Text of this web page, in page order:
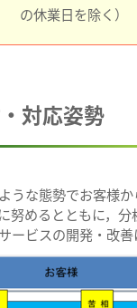
の休業日を除く）
対応姿勢
うな態勢でお客様
努めるとともに，
ービスの開発・改善